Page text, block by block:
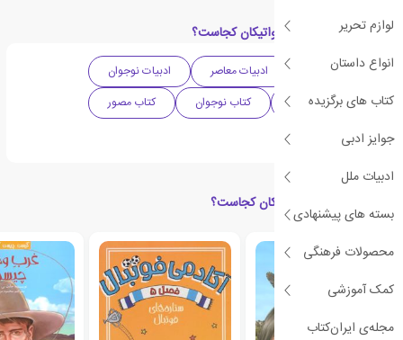
لوازم تحریر
انواع داستان
کتاب های برگزیده
جوایز ادبی
ادبیات ملل
بسته های پیشنهادی
محصولات فرهنگی
کمک آموزشی
مجله‌ی ایران‌کتاب
دسته بندی های کتاب واتیکان کجاست؟
ادبیات آمریکا ادبیات معاصر
ادبیات نوجوان
دهه 2010 میلادی
کتاب نوجوان
کتاب مصور
دانستنی ها
کتاب های مرتبط با واتیکان کجاست؟
پ
ی
ش
ن
ه
ا
د
و
ی
ژ
ه